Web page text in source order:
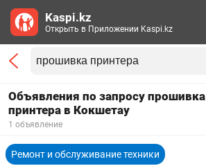
Объявления по запросу прошивка
принтера в Кокшетау
1 объявление
Ремонт и обслуживание техники
Kaspi.kz
Открыть в Приложении Kaspi.kz